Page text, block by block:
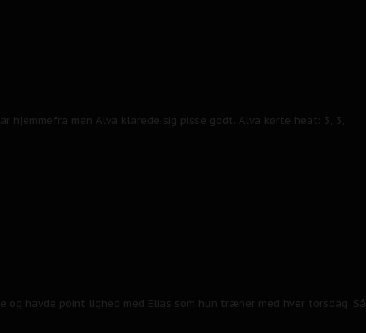
hjemmefra men Alva klarede sig pisse godt. Alva kørte heat: 3, 3,
havde point lighed med Elias som hun træner med hver torsdag. Så